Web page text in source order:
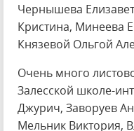
Чернышева
Кристина, Минеева
Князевой Ольгой
Очень много
Залесской школе-
Джурич, Заворуев
Мельник Виктория,